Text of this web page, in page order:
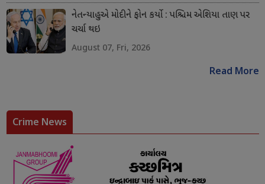
નેતન્યાહુએ મોદીને ફોન કર્યો : પશ્ચિમ એશિયા તાણ પર
ચર્ચા થઇ
August 07, Fri, 2026
Read More
Crime News